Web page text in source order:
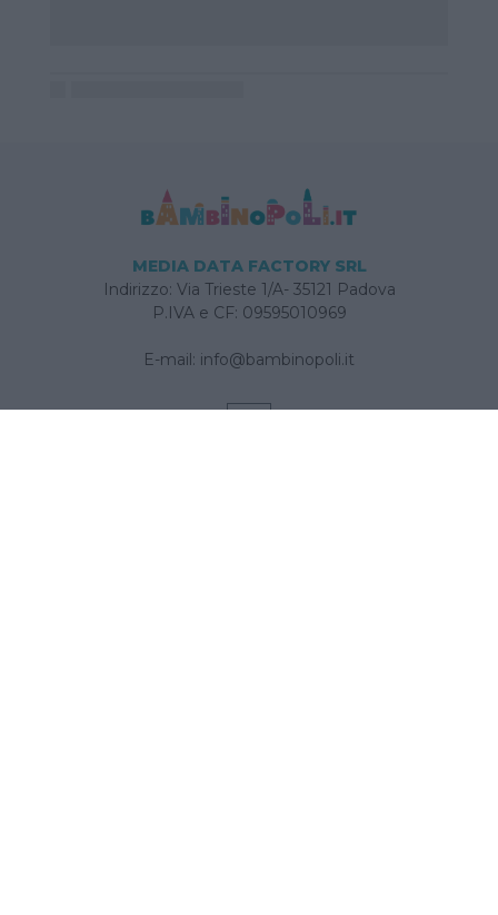
MEDIA DATA FACTORY SRL
Indirizzo: Via Trieste 1/A- 35121 Padova
P.IVA e CF: 09595010969
E-mail: info@bambinopoli.it